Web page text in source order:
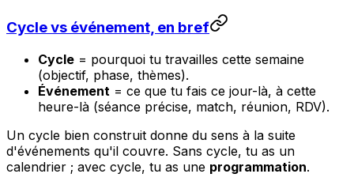
Cycle vs événement, en bref
Cycle = pourquoi tu travailles cette semaine
(objectif, phase, thèmes).
Événement = ce que tu fais ce jour-là, à cette
heure-là (séance précise, match, réunion, RDV).
Un cycle bien construit donne du sens à la suite
d'événements qu'il couvre. Sans cycle, tu as un
calendrier ; avec cycle, tu as une programmation.